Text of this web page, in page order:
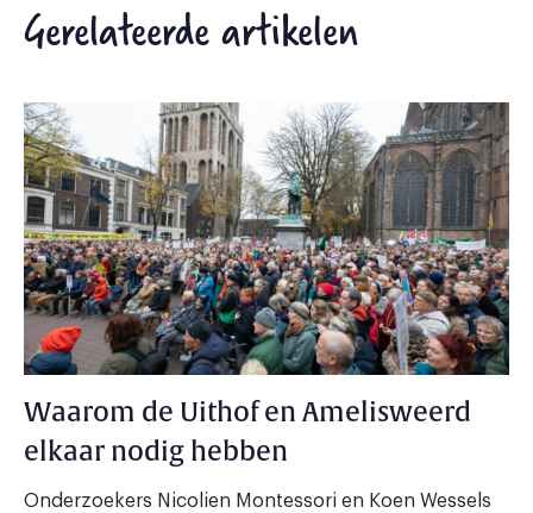
Gerelateerde artikelen
Waarom de Uithof en Amelisweerd
elkaar nodig hebben
Onderzoekers Nicolien Montessori en Koen Wessels